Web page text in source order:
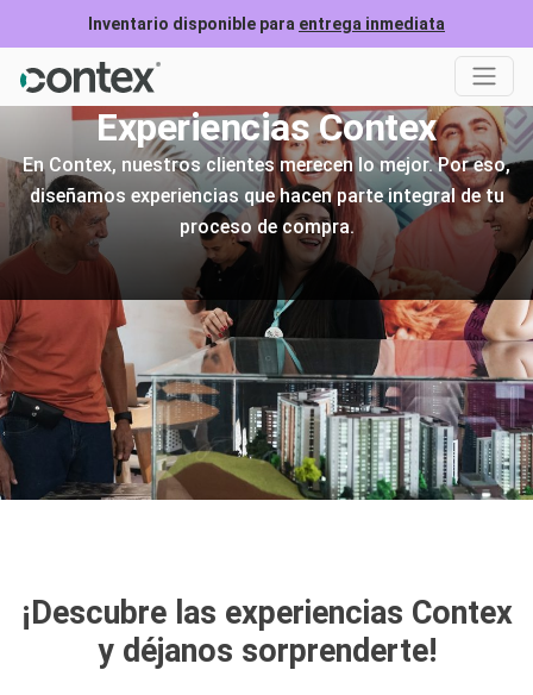
Inventario disponible para entrega inmediata
Experiencias Contex
En Contex, nuestros clientes merecen lo mejor. Por eso,
diseñamos experiencias que hacen parte integral de tu
proceso de compra.
¡Descubre las experiencias Contex
y déjanos sorprenderte!